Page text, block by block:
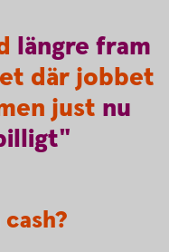
längre fram
där jobbet
just nu